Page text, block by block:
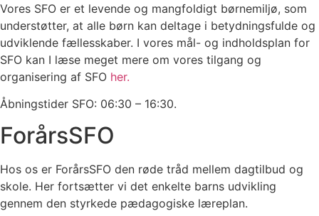
Vores SFO er et levende og mangfoldigt børnemiljø, som
understøtter, at alle børn kan deltage i betydningsfulde og
udviklende fællesskaber. I vores mål- og indholdsplan for
SFO kan I læse meget mere om vores tilgang og
organisering af SFO her.
Åbningstider SFO: 06:30 – 16:30.
ForårsSFO
Hos os er ForårsSFO den røde tråd mellem dagtilbud og
skole. Her fortsætter vi det enkelte barns udvikling
gennem den styrkede pædagogiske læreplan.